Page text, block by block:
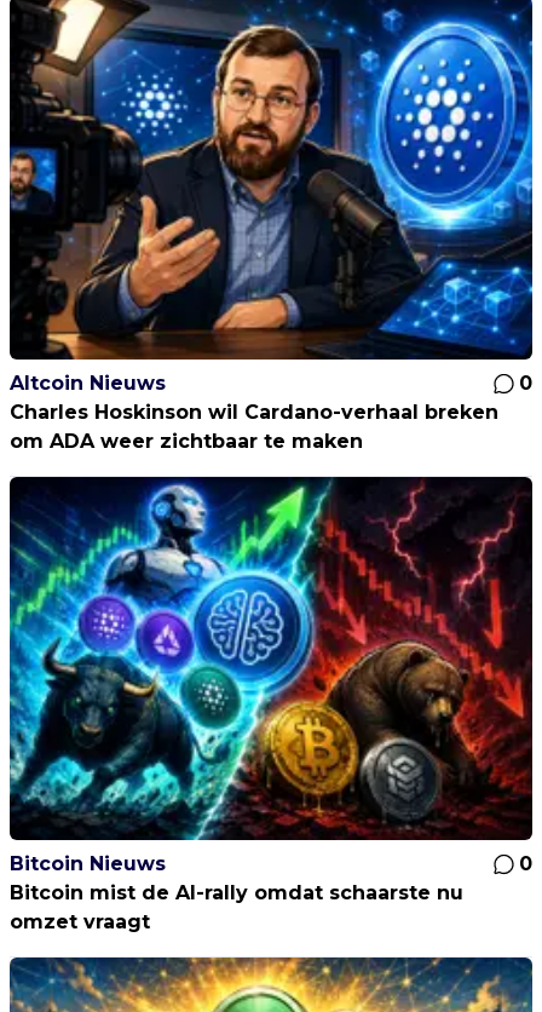
Altcoin Nieuws
0
Charles Hoskinson wil Cardano-verhaal breken
om ADA weer zichtbaar te maken
Bitcoin Nieuws
0
Bitcoin mist de AI-rally omdat schaarste nu
omzet vraagt